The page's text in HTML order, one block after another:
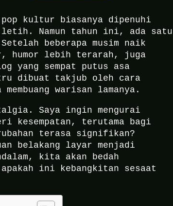
kultur biasanya dipenuhi
Namun tahun ini, ada satu
beberapa musim naik
humor lebih terarah, juga
yang sempat putus asa
dibuat takjub oleh cara
warisan lamanya.
Saya ingin mengurai
kesempatan, terutama bagi
terasa signifikan?
belakang layar menjadi
kita akan bedah
ini kebangkitan sesaat